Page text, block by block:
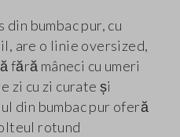
bumbac pur, cu
are o linie oversized,
fără mâneci cu umeri
zi cu zi curate și
din bumbac pur oferă
rotund